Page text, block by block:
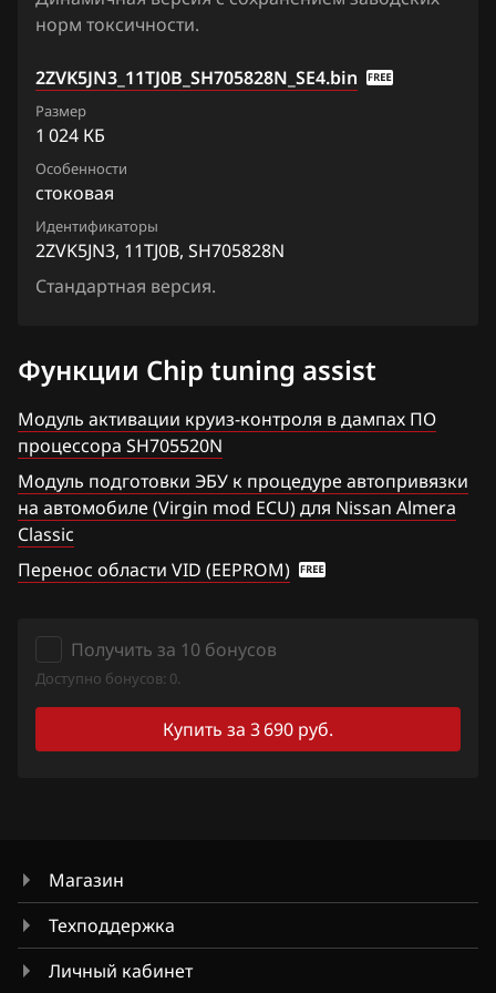
Ford
Forthing
Foton
GAC
Geely
Genesis
Haima
Haval
Hawtai
Honda
Howo
Hummer
Hyundai
Isuzu
Iveco
JAC
Qashqai, Dualis, Rogue
Sentra
Serena
Skyline
Stagea
Teana (J32)
Tiida
Tiida 1.6 Turbo 190hp
Titan
Versa Note
X-Trail 2.0
X-Trail 2.5
5TTVBN6_1CC00A_SH705821N
9ZVKGRN12_11AA1C_SH705822N
9ZVKGRN12_11AA6A_SH705822N
9ZVKJ2N3_11AA0B_SH705822N
9ZVKJ2N31_11AA2B_SH705822N
9ZVKJ2N33_11AA4B_SH705828N
норм токсичности.
2ZVK5JN3_11TJ0B_SH705828N_SE4.bin
Размер
1 024 КБ
Особенности
стоковая
Идентификаторы
2ZVK5JN3, 11TJ0B, SH705828N
Стандартная версия.
Функции Chip tuning assist
Модуль активации круиз-контроля в дампах ПО
процессора SH705520N
Модуль подготовки ЭБУ к процедуре автопривязки
на автомобиле (Virgin mod ECU) для Nissan Almera
Classic
Перенос области VID (EEPROM)
Получить за 10 бонусов
Доступно бонусов: 0.
Купить за 3 690 руб.
Магазин
Техподдержка
Личный кабинет